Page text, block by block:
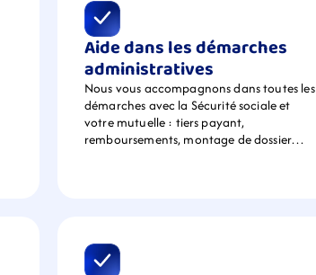
Aide dans les démarches
administratives
Nous vous accompagnons dans toutes les
démarches avec la Sécurité sociale et
votre mutuelle : tiers payant,
remboursements, montage de dossier…